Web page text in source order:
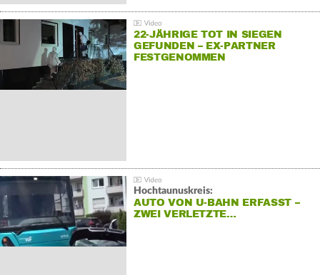
22-JÄHRIGE TOT IN SIEGEN
GEFUNDEN – EX-PARTNER
FESTGENOMMEN
Hochtaunuskreis:
AUTO VON U-BAHN ERFASST –
ZWEI VERLETZTE…